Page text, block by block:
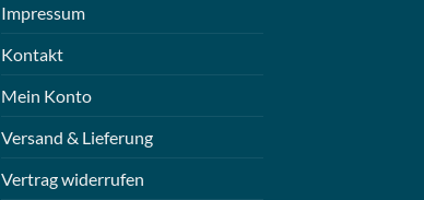
Impressum
Kontakt
Mein Konto
Versand & Lieferung
Vertrag widerrufen